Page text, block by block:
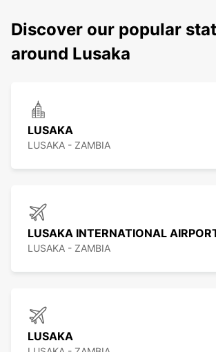
Discover our popular
around Lusaka
LUSAKA
LUSAKA - ZAMBIA
LUSAKA INTERNATIONAL
LUSAKA - ZAMBIA
LUSAKA